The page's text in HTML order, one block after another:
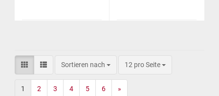
Sortieren nach 12 pro Seite
1 2 3 4 5 6 »